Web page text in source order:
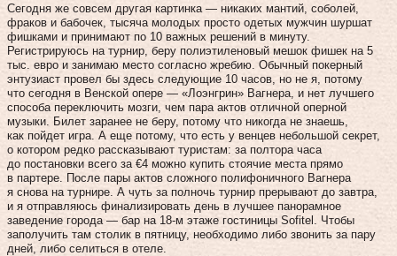
Сегодня же совсем другая картинка — никаких мантий, соболей,
фраков и бабочек, тысяча молодых просто одетых мужчин шуршат
фишками и принимают по 10 важных решений в минуту.
Регистрируюсь на турнир, беру полиэтиленовый мешок фишек на 5
тыс. евро и занимаю место согласно жребию. Обычный покерный
энтузиаст провел бы здесь следующие 10 часов, но не я, потому
что сегодня в Венской опере — «Лоэнгрин» Вагнера, и нет лучшего
способа переключить мозги, чем пара актов отличной оперной
музыки. Билет заранее не беру, потому что никогда не знаешь,
как пойдет игра. А еще потому, что есть у венцев небольшой секрет,
о котором редко рассказывают туристам: за полтора часа
до постановки всего за €4 можно купить стоячие места прямо
в партере. После пары актов сложного полифоничного Вагнера
я снова на турнире. А чуть за полночь турнир прерывают до завтра,
и я отправляюсь финализировать день в лучшее панорамное
заведение города — бар на 18‑м этаже гостиницы Sofitel. Чтобы
заполучить там столик в пятницу, необходимо либо звонить за пару
дней, либо селиться в отеле.